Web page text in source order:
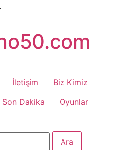
İletişim
Biz Kimiz
Son Dakika
Oyunlar